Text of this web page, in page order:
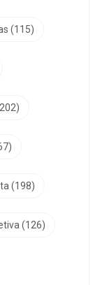
(115)
(198)
(126)